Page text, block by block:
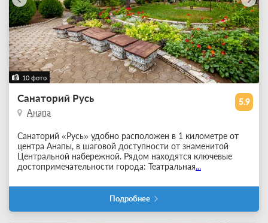
10 фото
5.9
Санаторий Русь
Анапа
Санаторий «Русь» удобно расположен в 1 километре от
центра Анапы, в шаговой доступности от знаменитой
Центральной набережной. Рядом находятся ключевые
достопримечательности города: Театральная...
Подробнее